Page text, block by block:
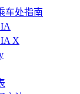
车处指南
X